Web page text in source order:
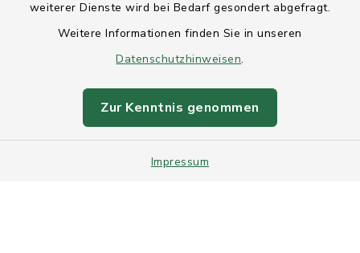
weiterer Dienste wird bei Bedarf gesondert abgefragt.
Weitere Informationen finden Sie in unseren
Datenschutzhinweisen.
Zur Kenntnis genommen
Impressum
Datenschutz
Sitemap
Intranet